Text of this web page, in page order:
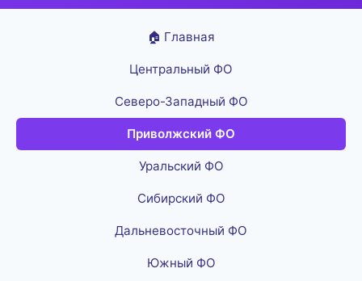
🏠 Главная
Центральный ФО
Северо-Западный ФО
Приволжский ФО
Уральский ФО
Сибирский ФО
Дальневосточный ФО
Южный ФО